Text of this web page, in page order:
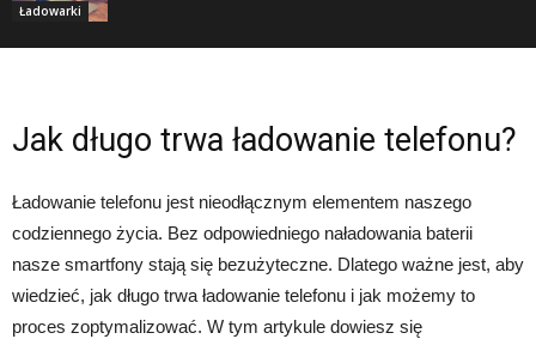
Ładowarki
Jak długo trwa ładowanie telefonu?
Ładowanie telefonu jest nieodłącznym elementem naszego
codziennego życia. Bez odpowiedniego naładowania baterii
nasze smartfony stają się bezużyteczne. Dlatego ważne jest, aby
wiedzieć, jak długo trwa ładowanie telefonu i jak możemy to
proces zoptymalizować. W tym artykule dowiesz się